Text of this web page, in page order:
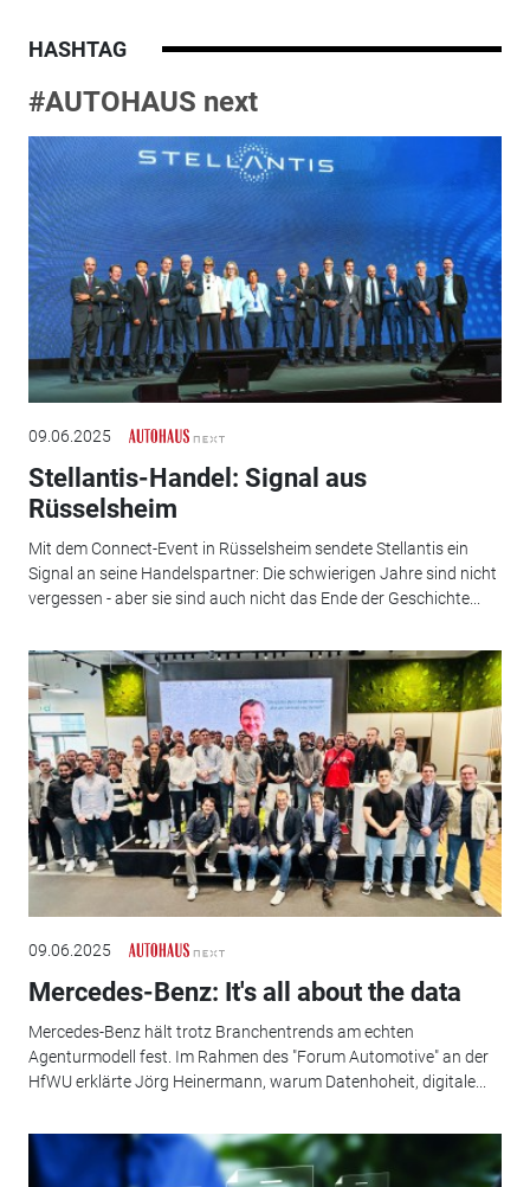
HASHTAG
#AUTOHAUS next
09.06.2025
Stellantis-Handel: Signal aus
Rüsselsheim
Mit dem Connect-Event in Rüsselsheim sendete Stellantis ein
Signal an seine Handelspartner: Die schwierigen Jahre sind nicht
vergessen - aber sie sind auch nicht das Ende der Geschichte...
09.06.2025
Mercedes-Benz: It's all about the data
Mercedes-Benz hält trotz Branchentrends am echten
Agenturmodell fest. Im Rahmen des "Forum Automotive" an der
HfWU erklärte Jörg Heinermann, warum Datenhoheit, digitale...